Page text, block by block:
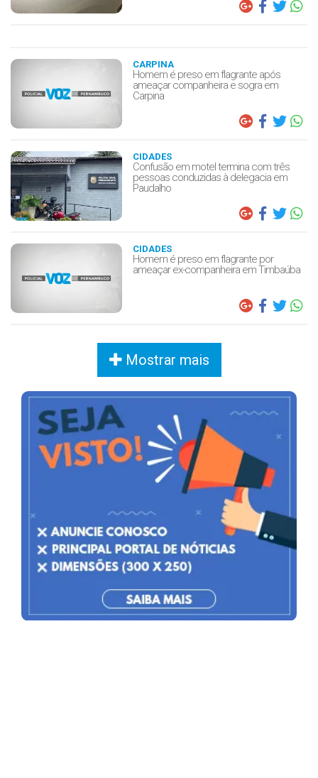
CARPINA
Homem é preso em flagrante após
ameaçar companheira e sogra em
Carpina
CIDADES
Confusão em motel termina com três
pessoas conduzidas à delegacia em
Paudalho
CIDADES
Homem é preso em flagrante por
ameaçar ex-companheira em Timbaúba
Mostrar mais